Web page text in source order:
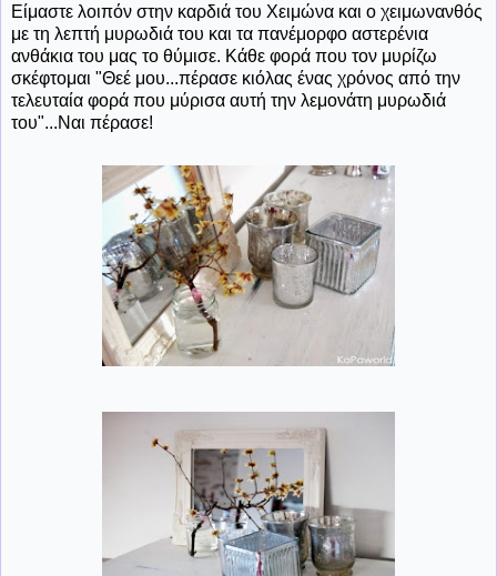
Είμαστε λοιπόν στην καρδιά του Χειμώνα και ο χειμωνανθός
με τη λεπτή μυρωδιά του και τα πανέμορφο αστερένια
ανθάκια του μας το θύμισε. Κάθε φορά που τον μυρίζω
σκέφτομαι "Θεέ μου...πέρασε κιόλας ένας χρόνος από την
τελευταία φορά που μύρισα αυτή την λεμονάτη μυρωδιά
του"...Ναι πέρασε!